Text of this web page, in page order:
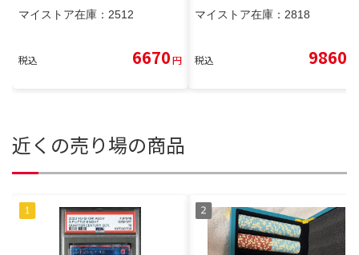
マイストア在庫： 2512
税込 6670円
マイストア在庫： 2818
税込 9860
近くの売り場の商品